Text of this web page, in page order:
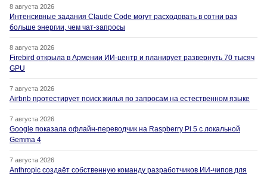
8 августа 2026
Интенсивные задания Claude Code могут расходовать в сотни раз
больше энергии, чем чат-запросы
8 августа 2026
Firebird открыла в Армении ИИ-центр и планирует развернуть 70 тысяч
GPU
7 августа 2026
Airbnb протестирует поиск жилья по запросам на естественном языке
7 августа 2026
Google показала офлайн-переводчик на Raspberry Pi 5 с локальной
Gemma 4
7 августа 2026
Anthropic создаёт собственную команду разработчиков ИИ-чипов для